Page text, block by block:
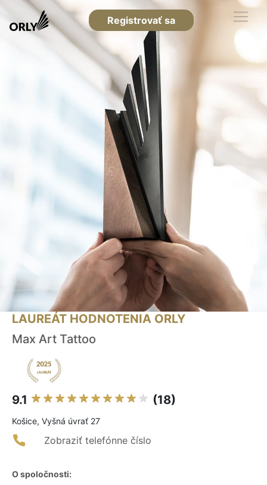
Registrovať sa
LAUREÁT HODNOTENIA ORLY
Max Art Tattoo
9.1 (18)
Košice, Vyšná úvrať 27
Zobraziť telefónne číslo
O spoločnosti: